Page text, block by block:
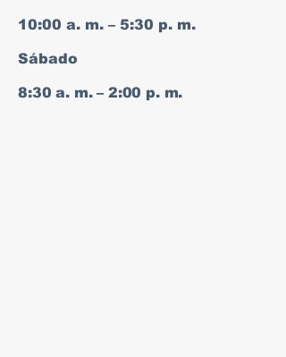
10:00 a. m. – 5:30 p. m.
Sábado
8:30 a. m. – 2:00 p. m.